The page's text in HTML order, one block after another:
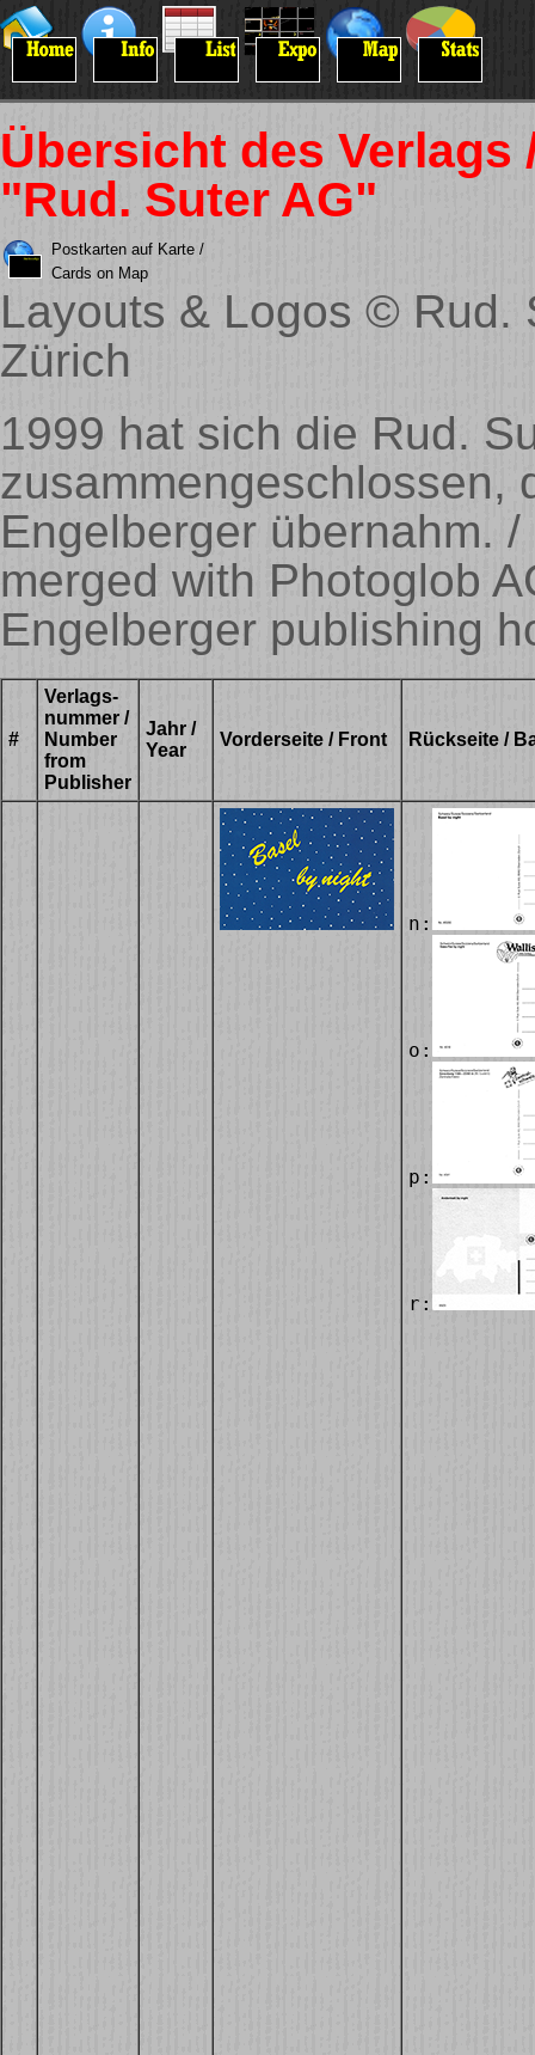
Übersicht des
"Rud. Suter AG"
Postkarten auf Karte /
Cards on Map
Layouts & Logos © Rud.
Zürich
1999 hat sich die Rud.
zusammengeschlossen,
Engelberger übernahm.
merged with Photoglob
Engelberger publishing
#
Verlags-
nummer /
Number
from
Publisher
Jahr /
Year
Vorderseite / Front Rückseite /
n:
o:
p:
r: